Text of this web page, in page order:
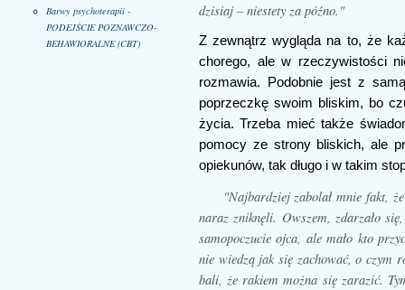
Barwy psychoterapii -
PODEJŚCIE POZNAWCZO-
BEHAWIORALNE (CBT)
dzisiaj – niestety za późno."
Z zewnątrz wygląda na to, że
chorego, ale w rzeczywistości
rozmawia. Podobnie jest z
poprzeczkę swoim bliskim, bo
życia. Trzeba mieć także
pomocy ze strony bliskich, ale
opiekunów, tak długo i w takim
"Najbardziej zabolał mnie fakt,
naraz zniknęli. Owszem, zdarzało
samopoczucie ojca, ale mało kto
nie wiedzą jak się zachować, o czym
bali, że rakiem można się zarazić.